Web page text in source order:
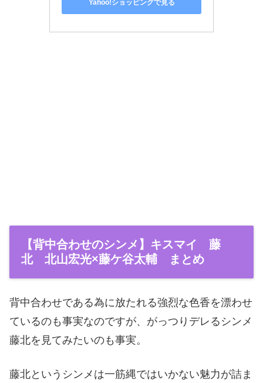
Yahoo!ショッピングで見る
【背中合わせのシンメ】キスマイ 藤
北 北山宏光×藤ケ谷太輔 まとめ
背中合わせである為に放たれる強烈な色香を漂わせ
ているのも事実なのですが、がっつりデレるシンメ
藤北を見てみたいのも事実。
藤北というシンメは一筋縄ではいかない魅力が詰ま